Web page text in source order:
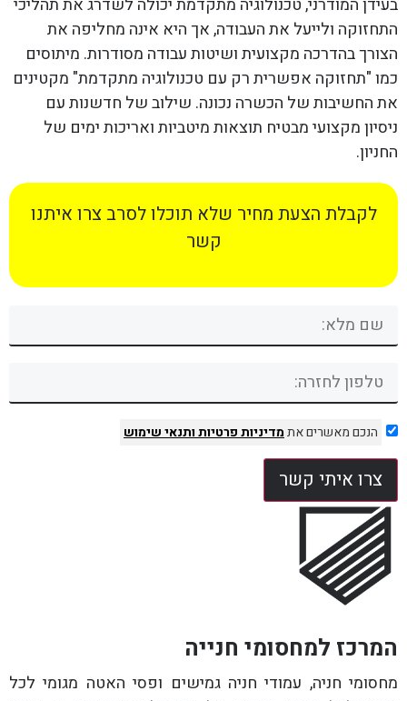
בעידן המודרני, טכנולוגיה מתקדמת יכולה לשדרג את תהליכי
התחזוקה ולייעל את העבודה, אך היא אינה מחליפה את
הצורך בהדרכה מקצועית ושיטות עבודה מסודרות. מיתוסים
כמו "תחזוקה אפשרית רק עם טכנולוגיה מתקדמת" מקטינים
את החשיבות של הכשרה נכונה. שילוב של חדשנות עם
ניסיון מקצועי מבטיח תוצאות מיטביות ואריכות ימים של
החניון.
לקבלת הצעת מחיר שלא תוכלו לסרב צרו איתנו
קשר
הנכם מאשרים אתמדיניות פרטיותותנאי שימוש
צרו איתי קשר
המרכז למחסומי חנייה
מחסומי חניה, עמודי חניה גמישים ופסי האטה מגומי לכל